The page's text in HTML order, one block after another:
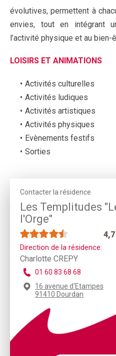
évolutives, permettent à
envies, tout en intégrant
l’activité physique et au bien-
LOISIRS ET ANIMATIONS
Activités culturelles
Activités ludiques
Activités artistiques
Activités physiques
Evènements festifs
Sorties
Contacter la résidence
Les Templitudes
l'Orge"
4,7
Direction de la résidence:
Charlotte CREPY
01 60 83 68 68
16 avenue d'Etampes
91410 Dourdan